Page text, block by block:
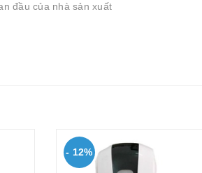
đầu của nhà sản xuất
- 12%